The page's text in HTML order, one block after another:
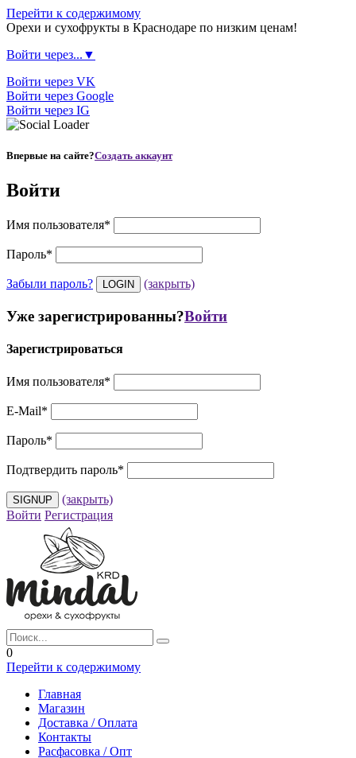
Перейти к содержимому
Орехи и сухофрукты в Краснодаре по низким ценам!
Войти через...▼
Войти через VK
Войти через Google
Войти через IG
Впервые на сайте?Создать аккаунт
Войти
Имя пользователя*
Пароль*
Забыли пароль? (закрыть)
Уже зарегистрированны?Войти
Зарегистрироваться
Имя пользователя*
E-Mail*
Пароль*
Подтвердить пароль*
(закрыть)
Войти Регистрация
0
Перейти к содержимому
Главная
Магазин
Доставка / Оплата
Контакты
Расфасовка / Опт